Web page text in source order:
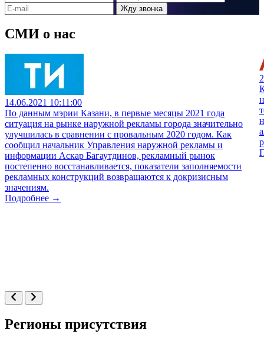
СМИ о нас
14.06.2021 10:11:00
По данным мэрии Казани, в первые месяцы 2021 года
ситуация на рынке наружной рекламы города значительно
улучшилась в сравнении с провальным 2020 годом. Как
сообщил начальник Управления наружной рекламы и
информации Аскар Багаутдинов, рекламный рынок
постепенно восстанавливается, показатели заполняемости
рекламных конструкций возвращаются к докризисным
значениям.
Подробнее →
Регионы присутствия